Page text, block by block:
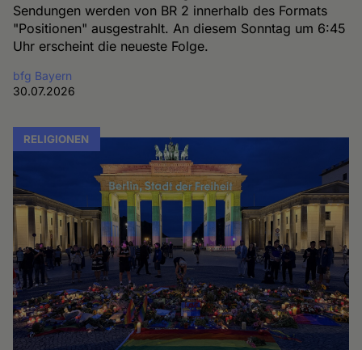
Sendungen werden von BR 2 innerhalb des Formats
"Positionen" ausgestrahlt. An diesem Sonntag um 6:45
Uhr erscheint die neueste Folge.
bfg Bayern
30.07.2026
RELIGIONEN